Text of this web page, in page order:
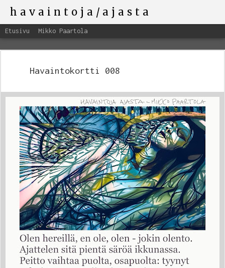
havaintoja/ajasta
Etusivu Mikko Paartola
Havaintokortti 008